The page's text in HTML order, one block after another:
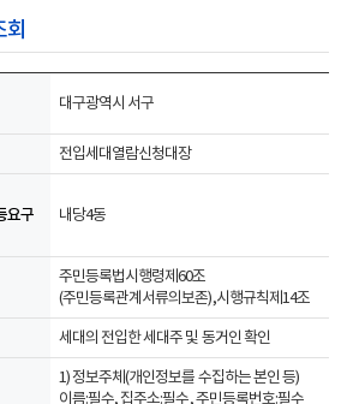
대구광역시 서구
전입세대열람신청대장
요구
내당4동
주민등록법시행령제60조
(주민등록관계서류의보존),시행규칙제14조
세대의 전입한 세대주 및 동거인 확인
1) 정보주체(개인정보를 수집하는 본인 등)
이름:필수, 집주소:필수, 주민등록번호:필수